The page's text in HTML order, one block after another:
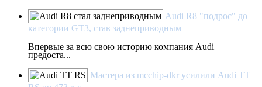
Audi R8 "подрос" до
категории GT3, став заднеприводным
Впервые за всю свою историю компания Audi
предоста...
Мастера из mcchip-dkr усилили Audi TT